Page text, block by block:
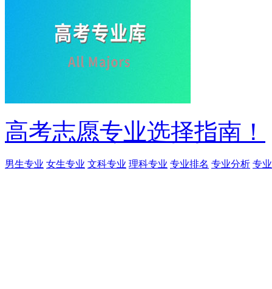
高考志愿专业选择指南！
男生专业 女生专业 文科专业 理科专业 专业排名 专业分析 专